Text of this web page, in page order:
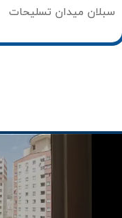
سبلان میدان تسلیحات